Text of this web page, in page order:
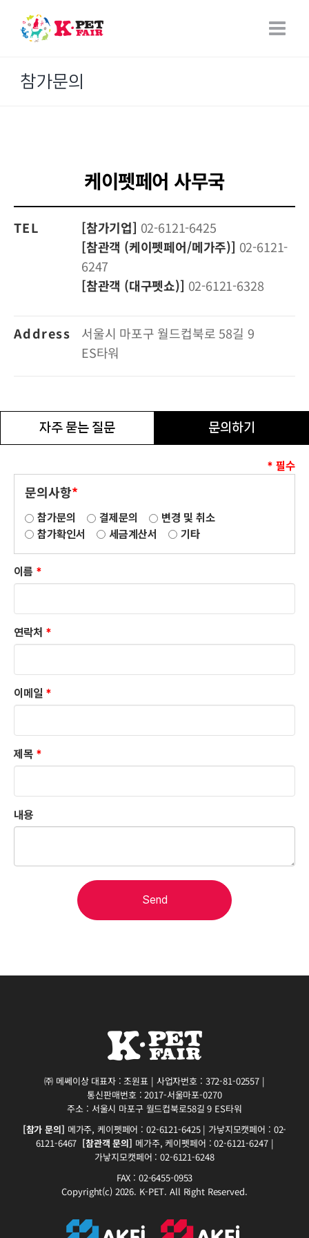
content
참가문의
케이펫페어 사무국
TEL [참가기업] 02-6121-6425
[참관객 (케이펫페어/메가주)] 02-6121-
6247
[참관객 (대구펫쇼)] 02-6121-6328
Address
서울시 마포구 월드컵북로 58길 9
ES타워
자주 묻는 질문 문의하기
* 필수
문의사항*
참가문의 결제문의
변경 및 취소
참가확인서
세금계산서 기타
이름 *
연락처 *
이메일 *
제목 *
내용
Send
㈜ 메쎄이상 대표자 : 조원표 | 사업자번호 : 372-81-02557 |
통신판매번호 : 2017-서울마포-0270
주소 : 서울시 마포구 월드컵북로58길 9 ES타워
[참가 문의] 메가주, 케이펫페어 : 02-6121-6425 | 가낳지모캣페어 : 02-
6121-6467 [참관객 문의] 메가주, 케이펫페어 : 02-6121-6247 |
가낳지모캣페어 : 02-6121-6248
FAX : 02-6455-0953
Copyright(c) 2026. K-PET. All Right Reserved.